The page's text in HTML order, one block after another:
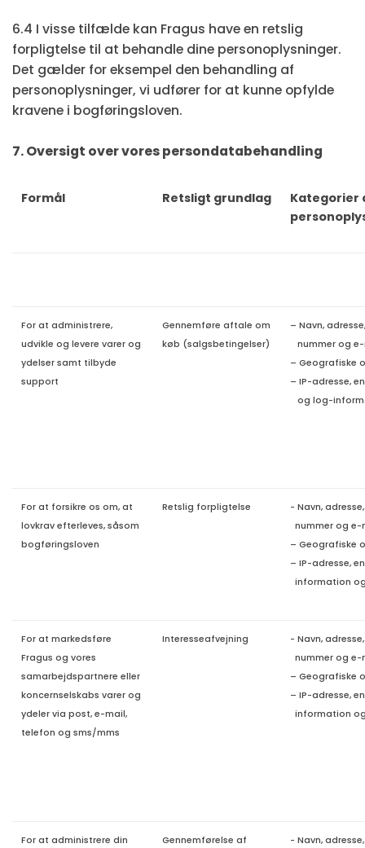
6.4 I visse tilfælde kan Fragus have en retslig
forpligtelse til at behandle dine personoplysninger.
Det gælder for eksempel den behandling af
personoplysninger, vi udfører for at kunne opfylde
kravene i bogføringsloven.
7. Oversigt over vores persondatabehandling
Formål Retsligt grundlag
Kategorier
For at administrere,
udvikle og levere varer og
ydelser samt tilbyde
support
Gennemføre aftale om
køb (salgsbetingelser)
– Navn,
nummer og
– Geografiske
– IP-adresse,
og log-
For at forsikre os om, at
lovkrav efterleves, såsom
bogføringsloven
Retslig forpligtelse
- Navn,
nummer og e-
– Geografiske
– IP-adresse,
information
For at markedsføre
Fragus og vores
samarbejdspartnere eller
koncernselskabs varer og
ydeler via post, e-mail,
telefon og sms/mms
Interesseafvejning
- Navn,
nummer og e-
– Geografiske
– IP-adresse,
information
For at administrere din
Gennemførelse af
- Navn,